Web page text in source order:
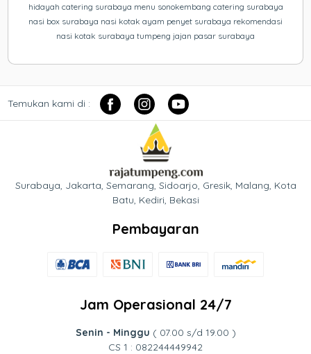
hidayah catering surabaya menu sonokembang catering surabaya
nasi box surabaya nasi kotak ayam penyet surabaya rekomendasi
nasi kotak surabaya tumpeng jajan pasar surabaya
Temukan kami di :
Surabaya, Jakarta, Semarang, Sidoarjo, Gresik, Malang, Kota
Batu, Kediri, Bekasi
Pembayaran
Jam Operasional 24/7
Senin - Minggu ( 07.00 s/d 19.00 )
CS 1 : 082244449942